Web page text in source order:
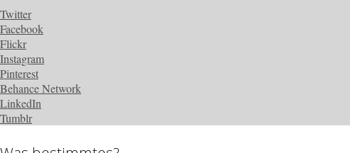
Twitter
Facebook
Flickr
Instagram
Pinterest
Behance Network
LinkedIn
Tumblr